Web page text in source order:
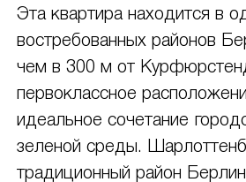
Эта квартира находится в
востребованных районов
чем в 300 м от
первоклассное
идеальное сочетание
зеленой среды.
традиционный район